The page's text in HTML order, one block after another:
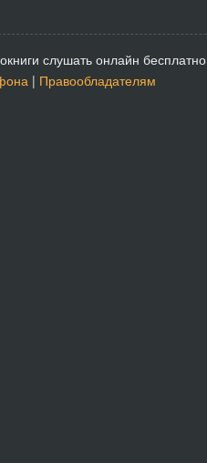
слушать онлайн бесплатно
| Правообладателям